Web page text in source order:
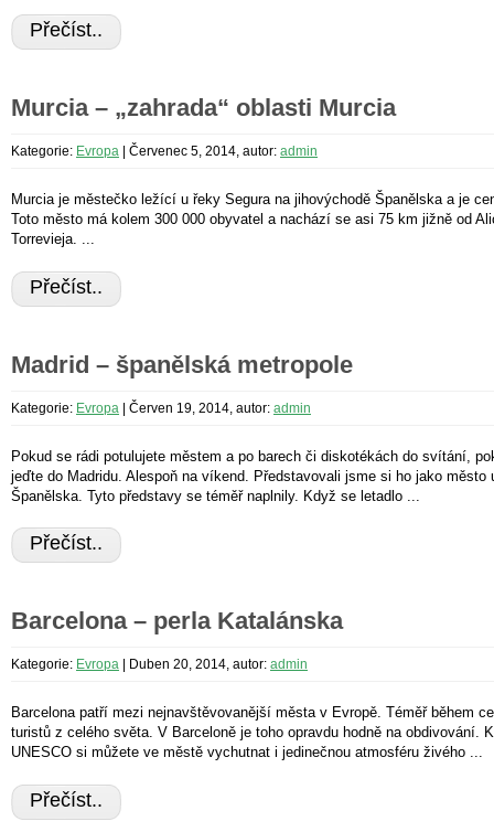
Přečíst..
Murcia – „zahrada“ oblasti Murcia
Kategorie: Evropa Červenec 5, 2014, autor: admin
Murcia je městečko ležící u řeky Segura na jihovýchodě Španělska a je
Toto město má kolem 300 000 obyvatel a nachází se asi 75 km jižně od
Torrevieja. ...
Přečíst..
Madrid – španělská metropole
Kategorie: Evropa | Červen 19, 2014, autor: admin
Pokud se rádi potulujete městem a po barech či diskotékách do svítání,
jeďte do Madridu. Alespoň na víkend. Představovali jsme si ho jako město
Španělska. Tyto představy se téměř naplnily. Když se letadlo ...
Přečíst..
Barcelona – perla Katalánska
Kategorie: Evropa Duben 20, 2014, autor: admin
Barcelona patří mezi nejnavštěvovanější města v Evropě. Téměř během
turistů z celého světa. V Barceloně je toho opravdu hodně na obdivování.
UNESCO si můžete ve městě vychutnat i jedinečnou atmosféru živého ...
Přečíst..